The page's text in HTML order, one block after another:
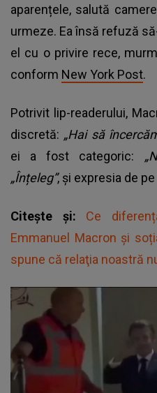
aparențele, salută
urmeze. Ea însă refuză
el cu o privire rece,
conform New York Post.
Potrivit lip-readerului,
discretă: „Hai să
ei a fost categoric:
„Înțeleg”, și expresia de
Citește și: Ce
Emmanuel Macron și
spune că relaţia noastră